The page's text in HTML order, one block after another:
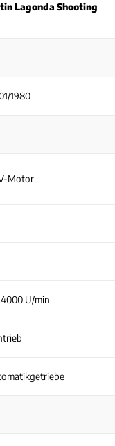
Lagonda Shooting
1980
Motor
U/min